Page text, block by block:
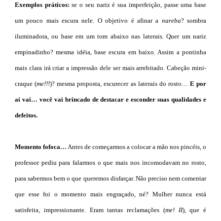
Exemplos práticos: se o seu nariz é sua imperfeição, passe uma base
um pouco mais escura nele. O objetivo é afinar a nareba? sombra
iluminadora, ou base em um tom abaixo nas laterais. Quer um nariz
empinadinho? mesma idéia, base escura em baixo. Assim a pontinha
mais clara irá criar a impressão dele ser mais arrebitado. Cabeção mini-
craque (me!!!)? mesma proposta, escurecer as laterais do rosto… E por
aí vai… você vai brincado de destacar e esconder suas qualidades e
defeitos.
Momento fofoca… Antes de começarmos a colocar a mão nos pincéis, o
professor pediu para falarmos o que mais nos incomodavam no rosto,
para sabermos bem o que queremos disfarçar. Não preciso nem comentar
que esse foi o momento mais engraçado, né? Mulher nunca está
satisfeita, impressionante. Eram tantas reclamações (me! II), que é